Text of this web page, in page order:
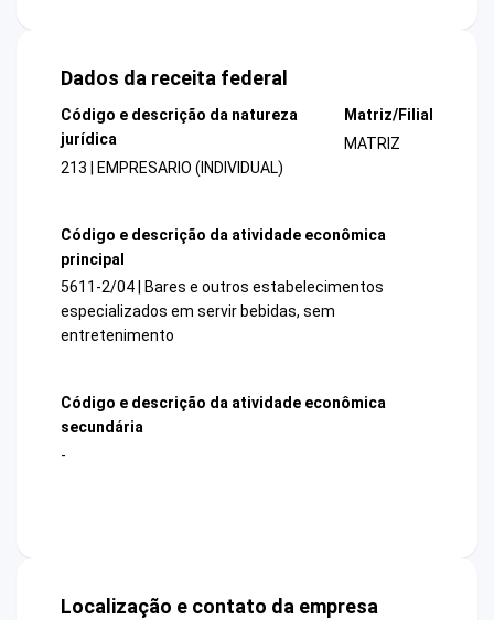
Dados da receita federal
Código e descrição da natureza
jurídica
213 | EMPRESARIO (INDIVIDUAL)
Matriz/Filial
MATRIZ
Código e descrição da atividade econômica
principal
5611-2/04 | Bares e outros estabelecimentos
especializados em servir bebidas, sem
entretenimento
Código e descrição da atividade econômica
secundária
-
Localização e contato da empresa